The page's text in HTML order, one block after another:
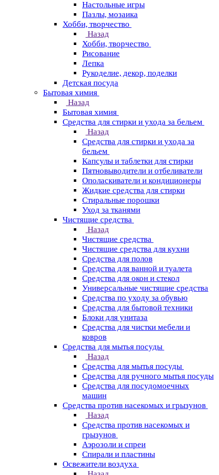
Настольные игры
Пазлы, мозаика
Хобби, творчество
Назад
Хобби, творчество
Рисование
Лепка
Рукоделие, декор, поделки
Детская посуда
Бытовая химия
Назад
Бытовая химия
Средства для стирки и ухода за бельем
Назад
Средства для стирки и ухода за
бельем
Капсулы и таблетки для стирки
Пятновыводители и отбеливатели
Ополаскиватели и кондиционеры
Жидкие средства для стирки
Стиральные порошки
Уход за тканями
Чистящие средства
Назад
Чистящие средства
Чистящие средства для кухни
Средства для полов
Средства для ванной и туалета
Средства для окон и стекол
Универсальные чистящие средства
Средства по уходу за обувью
Средства для бытовой техники
Блоки для унитаза
Средства для чистки мебели и
ковров
Средства для мытья посуды
Назад
Средства для мытья посуды
Средства для ручного мытья посуды
Средства для посудомоечных
машин
Средства против насекомых и грызунов
Назад
Средства против насекомых и
грызунов
Аэрозоли и спреи
Спирали и пластины
Освежители воздуха